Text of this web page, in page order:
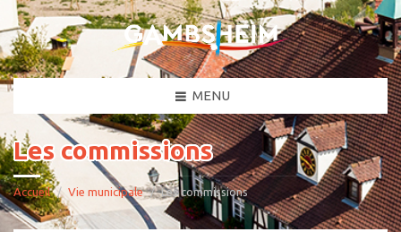
MENU
Les commissions
Accueil Vie municipale Les commissions